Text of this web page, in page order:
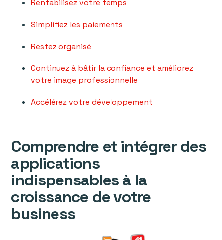
Rentabilisez votre temps
Simplifiez les paiements
Restez organisé
Continuez à bâtir la confiance et améliorez
votre image professionnelle
Accélérez votre développement
Comprendre et intégrer des
applications
indispensables à la
croissance de votre
business